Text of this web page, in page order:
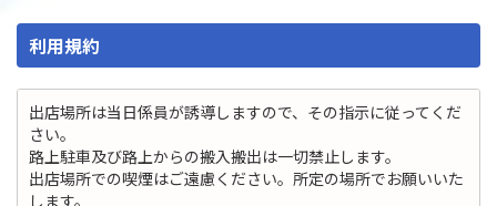
利用規約
出店場所は当日係員が誘導しますので、その指示に従ってくだ
さい。
路上駐車及び路上からの搬入搬出は一切禁止します。
出店場所での喫煙はご遠慮ください。所定の場所でお願いいた
します。